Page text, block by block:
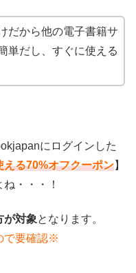
だから他の電子書籍サ
単だし、すぐに使える
にログインした
る70%オフクーポン】
・・・！
が対象となります。
で要確認※